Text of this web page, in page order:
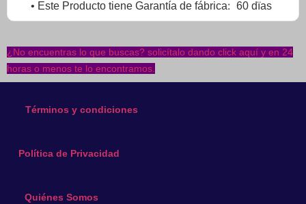
pueden
en
página
• Este Producto tiene Garantía de fábrica: 60 dïas
¿No encuentras lo que buscas? solicítalo dando click aquí y en 24
horas o menos te lo encontramos.
Términos y condiciones
Política de Privacidad
Quiénes Somos